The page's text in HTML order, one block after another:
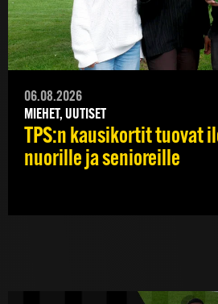
06.08.2026
MIEHET, UUTISET
TPS:n kausikortit tuovat
nuorille ja senioreille